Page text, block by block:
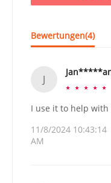
Bewertungen(4)
J
☆ ☆ ☆ ☆ ☆
I use it to help
11/8/2024 10:43:14
AM